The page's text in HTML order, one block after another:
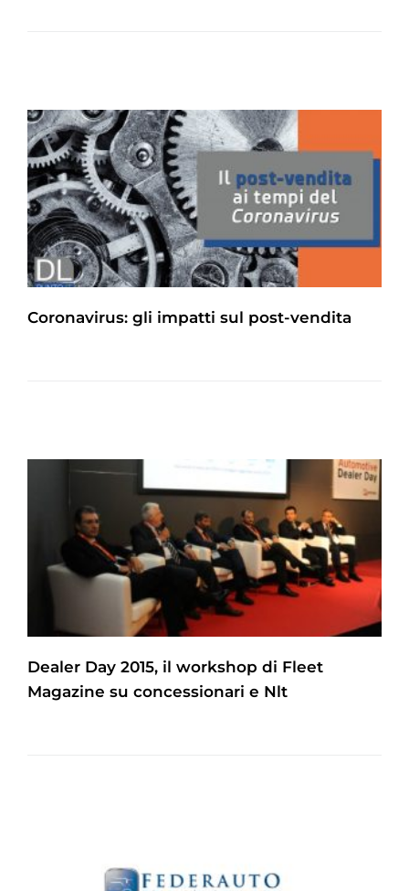
Coronavirus: gli impatti sul post-vendita
Dealer Day 2015, il workshop di Fleet
Magazine su concessionari e Nlt